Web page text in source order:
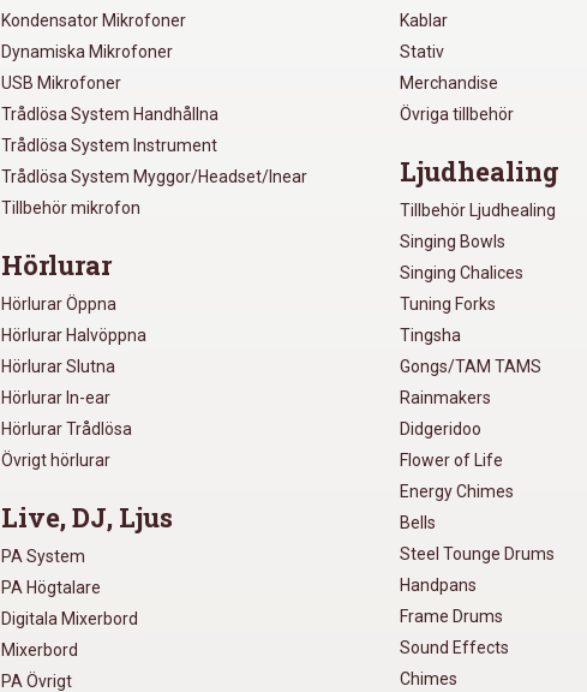
Kondensator Mikrofoner
Dynamiska Mikrofoner
USB Mikrofoner
Trådlösa System Handhållna
Trådlösa System Instrument
Trådlösa System Myggor/Headset/Inear
Tillbehör mikrofon
Hörlurar
Hörlurar Öppna
Hörlurar Halvöppna
Hörlurar Slutna
Hörlurar In-ear
Hörlurar Trådlösa
Övrigt hörlurar
Live, DJ, Ljus
PA System
PA Högtalare
Digitala Mixerbord
Mixerbord
PA Övrigt
Kablar
Stativ
Merchandise
Övriga tillbehör
Ljudhealing
Tillbehör Ljudhealing
Singing Bowls
Singing Chalices
Tuning Forks
Tingsha
Gongs/TAM TAMS
Rainmakers
Didgeridoo
Flower of Life
Energy Chimes
Bells
Steel Tounge Drums
Handpans
Frame Drums
Sound Effects
Chimes